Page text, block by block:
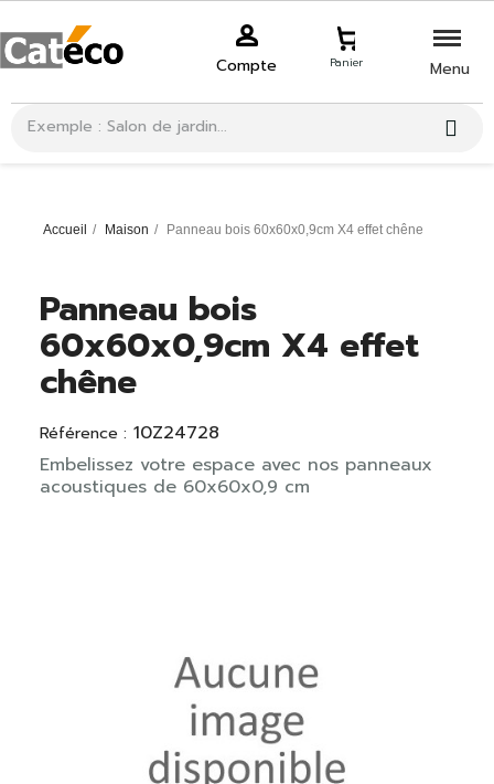
Compte Panier Menu
Accueil Maison Panneau bois 60x60x0,9cm X4 effet chêne
Panneau bois
60x60x0,9cm X4 effet
chêne
Référence : 10Z24728
Embelissez votre espace avec nos panneaux
acoustiques de 60x60x0,9 cm